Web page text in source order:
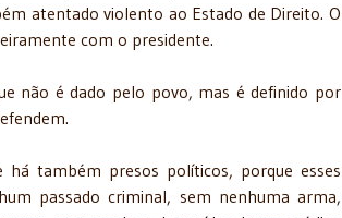
atentado violento ao Estado de Direito. O
com o presidente.
não é dado pelo povo, mas é definido por
também presos políticos, porque esses
passado criminal, sem nenhuma arma,